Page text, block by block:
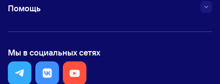
Помощь
Мы в социальных сетях